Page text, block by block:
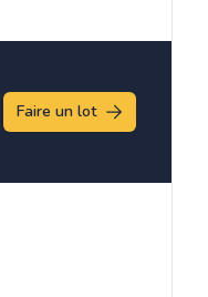
Faire un lot